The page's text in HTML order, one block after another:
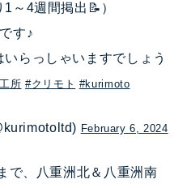
～4週間掲出📝）
す♪
らっしゃいますでしょう
所 #クリモト #kurimoto
February 6, 2024
で、八重洲北＆八重洲南